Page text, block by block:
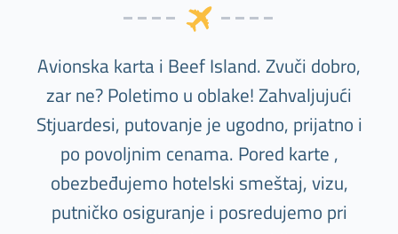
Avionska karta i Beef Island. Zvuči dobro,
zar ne? Poletimo u oblake! Zahvaljujući
Stjuardesi, putovanje je ugodno, prijatno i
po povoljnim cenama. Pored karte ,
obezbeđujemo hotelski smeštaj, vizu,
putničko osiguranje i posredujemo pri